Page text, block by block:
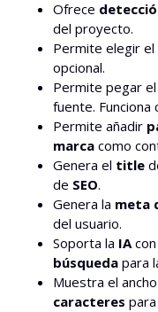
Ofrece
del proyecto.
Permite elegir el
opcional.
Permite pegar
fuente. Funciona
Permite añadir
marca como
Genera el title
de SEO.
Genera la meta
del usuario.
Soporta la IAcon
búsqueda para
Muestra el
caracteres